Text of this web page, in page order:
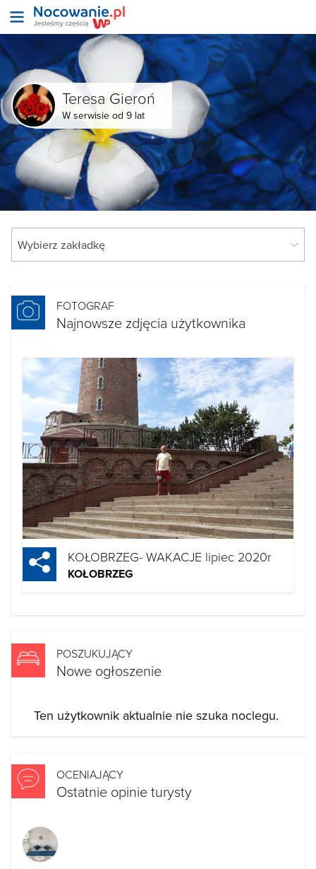
Teresa Gieroń
W serwisie od 9 lat
FOTOGRAF
Najnowsze zdjęcia użytkownika
KOŁOBRZEG- WAKACJE lipiec 2020r
KOŁOBRZEG
POSZUKUJĄCY
Nowe ogłoszenie
Ten użytkownik aktualnie nie szuka noclegu.
OCENIAJĄCY
Ostatnie opinie turysty